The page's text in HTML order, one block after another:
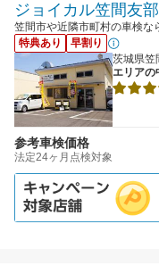
ジョイカル笠間友
笠間市や近隣市町村の車検な
特典あり
早割り
茨城県笠
エリアの
参考車検価格
法定24ヶ月点検対象